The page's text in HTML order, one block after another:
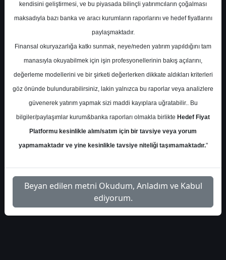
Ak Yatırım BİM Birleşik Mağazalar için hedef
fiyatını 795,0 TL, tavsiyesini 'Endeks Üstü
Getiri' olarak korudu
Cuma, 27 Eylül 2024 00:00
S.No Dosya Adı İndir
1
ak-yatirim-bimas-hedef-
fiyat-4488922
Dosyayı İndir
kendisini geliştirmesi, ve bu piyasada bilinçli yatırımcıların çoğalması
maksadıyla bazı banka ve aracı kurumların raporlarını ve hedef fiyatlarını
paylaşmaktadır.
Finansal okuryazarlığa katkı sunmak, neye/neden yatırım yapıldığını tam
manasıyla okuyabilmek için işin profesyonellerinin bakış açılarını,
değerleme modellerini ve bir şirketi değerlerken dikkate aldıkları kriterleri
göz önünde bulundurabilirsiniz, lakin yalnızca bu raporlar veya analizlere
güvenerek yatırım yapmak sizi maddi kayıplara uğratabilir.. Bu
bilgiler/paylaşımlar kurum&banka raporları olmakla birlikte Hedef Fiyat
Platformu kesinlikle alım/satım için bir tavsiye veya yorum
yapmamaktadır ve yine kesinlikle tavsiye niteliği taşımamaktadır."
Beyan edilen metni Okudum, Anladım ve Kabul
ediyorum.